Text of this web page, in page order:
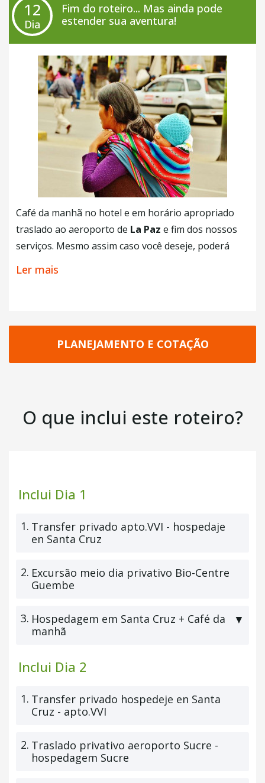
12
Dia
Fim do roteiro... Mas ainda pode
estender sua aventura!
Café da manhã no hotel e em horário apropriado
traslado ao aeroporto de La Paz e fim dos nossos
serviços. Mesmo assim caso você deseje, poderá
estender sua aventura, consulte um agente da
Ler mais
PLANEJAMENTO E COTAÇÃO
O que inclui este roteiro?
Inclui Dia 1
1. Transfer privado apto.VVI - hospedaje
en Santa Cruz
2. Excursão meio dia privativo Bio-Centre
Guembe
3. Hospedagem em Santa Cruz + Café da
manhã
▼
Inclui Dia 2
1. Transfer privado hospedeje en Santa
Cruz - apto.VVI
2. Traslado privativo aeroporto Sucre -
hospedagem Sucre